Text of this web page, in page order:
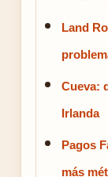
Land
Cueva:
Irlanda
Pagos
más